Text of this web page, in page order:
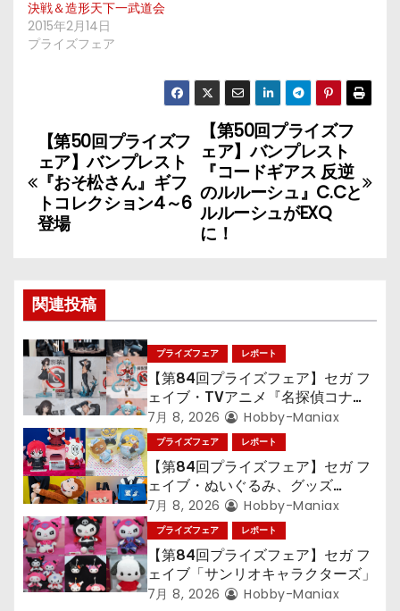
決戦＆造形天下一武道会
2015年2月14日
プライズフェア
投
稿
ナ
ゲ
ー
シ
ョ
ン
【第50回プライズフ
ェア】バンプレスト
『コードギアス 反逆
のルルーシュ』C.Cと
ルルーシュがEXQ
に！
【第50回プライズフ
ェア】バンプレスト
『おそ松さん』ギフ
トコレクション4～6
登場
関連投稿
プライズフェア レポート
【第84回プライズフェア】セガ フ
ェイブ・TVアニメ『名探偵コナ
ン』TVアニメ『呪術廻戦』『〈物
語〉シリーズ』「初音ミク」
7月 8, 2026 Hobby-Maniax
プライズフェア レポート
【第84回プライズフェア】セガ フ
ェイブ・ぬいぐるみ、グッズ
『LiSA』『ミニオン』『おさるの
ジョージ』『ポケットモンスター』
7月 8, 2026 Hobby-Maniax
プライズフェア レポート
【第84回プライズフェア】セガ フ
ェイブ「サンリオキャラクターズ」
7月 8, 2026 Hobby-Maniax